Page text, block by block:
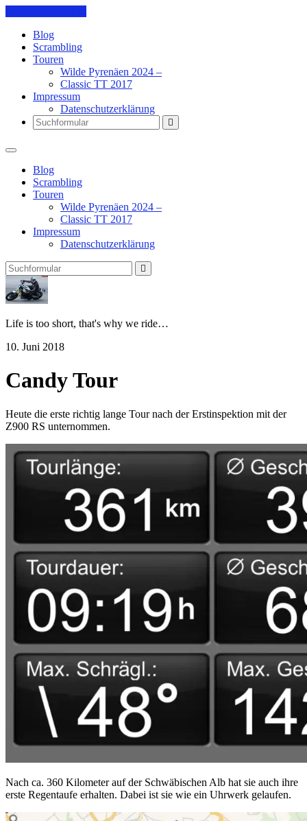
Blog
Scrambling
Touren
Wilde Pyrenäen 2024 –
Classic TT 2017
Impressum
Datenschutzerklärung
Search
Blog
Scrambling
Touren
Wilde Pyrenäen 2024 –
Classic TT 2017
Impressum
Datenschutzerklärung
Search
Pit's
Blog
Life is too short, that's why we ride…
10. Juni 2018
Candy Tour
Heute die erste richtig lange Tour nach der Erstinspektion mit der
Z900 RS unternommen.
Nach ca. 360 Kilometer auf der Schwäbischen Alb hat sie auch ihre
erste Regentaufe erhalten. Dabei ist sie wie ein Uhrwerk gelaufen.